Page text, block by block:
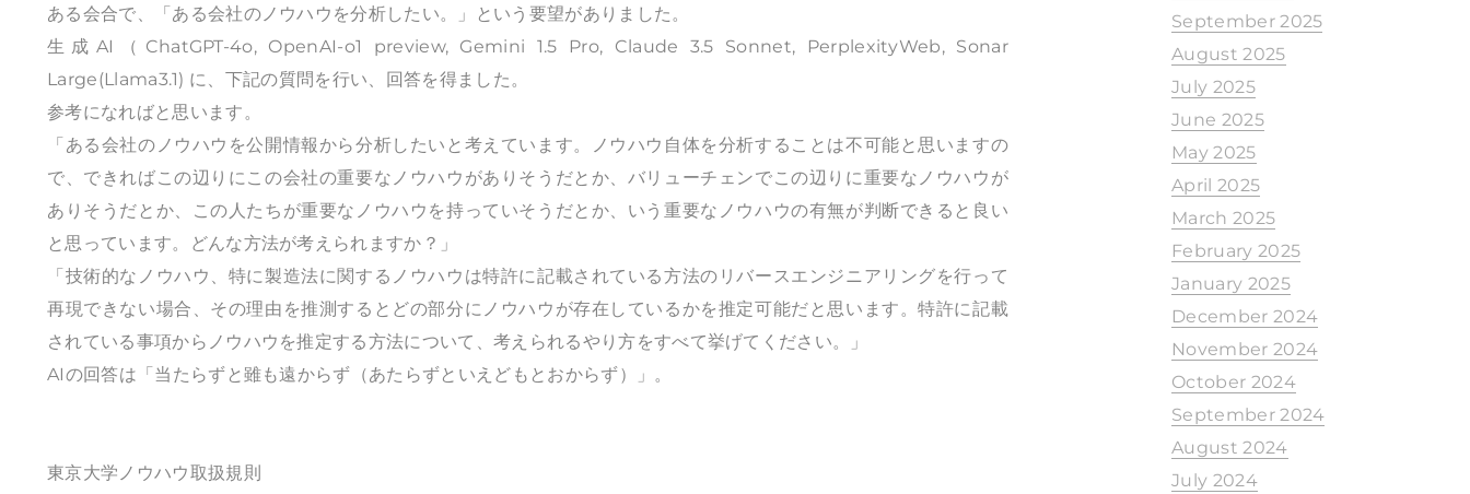
ある会合で、「ある会社のノウハウを分析したい。」という要望がありました。
生成AI（ChatGPT-4o, OpenAI-o1 preview, Gemini 1.5 Pro, Claude 3.5 Sonnet, PerplexityWeb, Sonar
Large(Llama3.1) に、下記の質問を行い、回答を得ました。
参考になればと思います。
「ある会社のノウハウを公開情報から分析したいと考えています。ノウハウ自体を分析することは不可能と思いますの
で、できればこの辺りにこの会社の重要なノウハウがありそうだとか、バリューチェンでこの辺りに重要なノウハウが
ありそうだとか、この人たちが重要なノウハウを持っていそうだとか、いう重要なノウハウの有無が判断できると良い
と思っています。どんな方法が考えられますか？」
「技術的なノウハウ、特に製造法に関するノウハウは特許に記載されている方法のリバースエンジニアリングを行って
再現できない場合、その理由を推測するとどの部分にノウハウが存在しているかを推定可能だと思います。特許に記載
されている事項からノウハウを推定する方法について、考えられるやり方をすべて挙げてください。」
AIの回答は「当たらずと雖も遠からず（あたらずといえどもとおからず）」。
東京大学ノウハウ取扱規則
September 2025
August 2025
July 2025
June 2025
May 2025
April 2025
March 2025
February 2025
January 2025
December 2024
November 2024
October 2024
September 2024
August 2024
July 2024